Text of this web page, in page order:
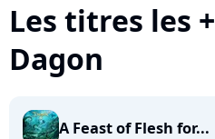
Les titres les
Dagon
A Feast of Flesh for...